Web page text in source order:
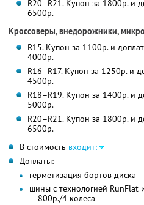
R20–R21. Купон за 1800р. и
6500р.
Кроссоверы, внедорожники,
R15. Купон за 1100р. и
4000р.
R16–R17. Купон за 1250р. и
4500р.
R18–R19. Купон за 1400р. и
5000р.
R20–R21. Купон за 1800р. и
6500р.
В стоимость входит:
Доплаты:
герметизация бортов диска
шины с технологией
— 800р./4 колеса